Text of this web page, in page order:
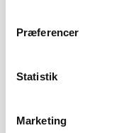
Præferencer
Statistik
Marketing